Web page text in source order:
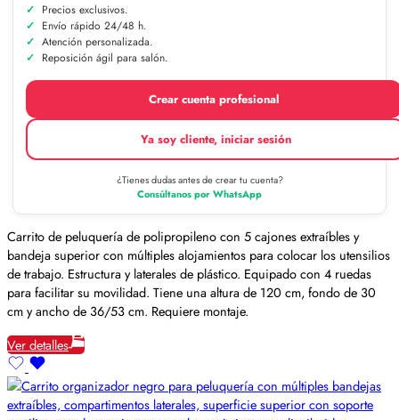
Precios exclusivos.
Envío rápido 24/48 h.
Atención personalizada.
Reposición ágil para salón.
Crear cuenta profesional
Ya soy cliente, iniciar sesión
¿Tienes dudas antes de crear tu cuenta?
Consúltanos por WhatsApp
Carrito de peluquería de polipropileno con 5 cajones extraíbles y
bandeja superior con múltiples alojamientos para colocar los utensilios
de trabajo. Estructura y laterales de plástico. Equipado con 4 ruedas
para facilitar su movilidad. Tiene una altura de 120 cm, fondo de 30
cm y ancho de 36/53 cm. Requiere montaje.
Ver detalles